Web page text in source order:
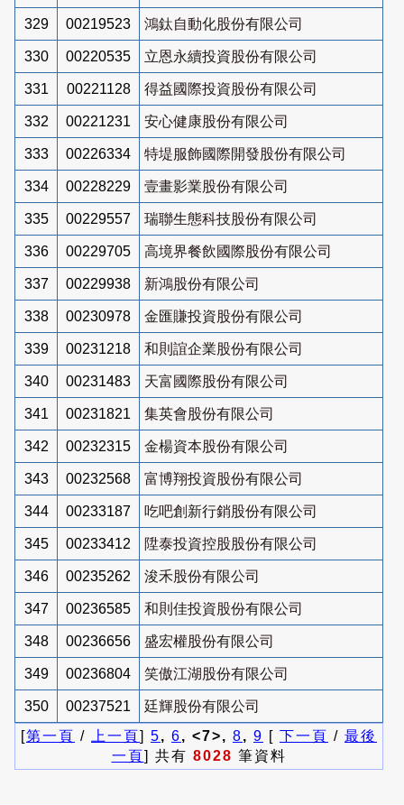
329 00219523 鴻鈦自動化股份有限公司
330 00220535 立恩永續投資股份有限公司
331 00221128 得益國際投資股份有限公司
332 00221231 安心健康股份有限公司
333 00226334 特堤服飾國際開發股份有限公司
334 00228229 壹畫影業股份有限公司
335 00229557 瑞聯生態科技股份有限公司
336 00229705 高境界餐飲國際股份有限公司
337 00229938 新鴻股份有限公司
338 00230978 金匯賺投資股份有限公司
339 00231218 和則誼企業股份有限公司
340 00231483 天富國際股份有限公司
341 00231821 集英會股份有限公司
342 00232315 金楊資本股份有限公司
343 00232568 富博翔投資股份有限公司
344 00233187 吃吧創新行銷股份有限公司
345 00233412 陞泰投資控股股份有限公司
346 00235262 浚禾股份有限公司
347 00236585 和則佳投資股份有限公司
348 00236656 盛宏權股份有限公司
349 00236804 笑傲江湖股份有限公司
350 00237521
廷輝股份有限公司
[第一頁 / 上一頁] 5, 6, <7>, 8, 9 [ 下一頁 / 最後
一頁] 共有 8028 筆資料